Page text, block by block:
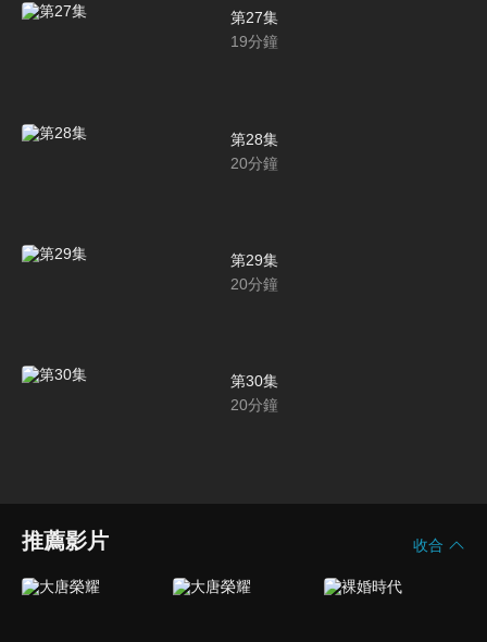
第27集
19分鐘
第28集
20分鐘
第29集
20分鐘
第30集
20分鐘
推薦影片 收合